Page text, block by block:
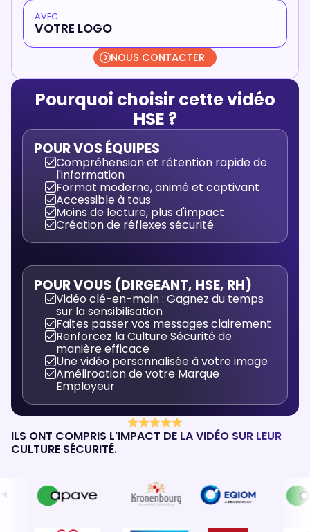
AVEC
VOTRE LOGO
NOUS CONTACTER
Pourquoi choisir cette vidéo
HSE ?
POUR VOS ÉQUIPES
Compréhension et rétention rapide de
l'information
Format moderne, animé et captivant
Accessible à tous
Moins de lecture, plus d'impact
Création de réflexes sécurité
POUR VOUS (DIRGEANT, HSE, RH)
Vidéo clé-en-main : Gagnez du temps
sur la sensibilisation
Faites passer vos messages clairement
Renforcez la Culture Sécurité de
manière efficace
Une vidéo personnalisée à votre image
Améliroation de votre Marque
Employeur
ILS ONT COMPRIS L'IMPACT DE LA VIDÉO SUR LEUR
CULTURE SÉCURITÉ.